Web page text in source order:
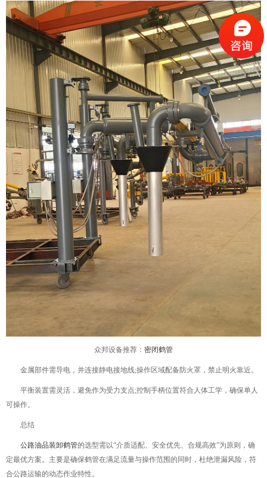
众邦设备推荐： 密闭鹤管
金属部件需导电，并连接静电接地线;操作区域配备防火罩，禁止明火靠近。
平衡装置需灵活，避免作为受力支点;控制手柄位置符合人体工学，确保单人
可操作。
总结
公路油品装卸鹤管的选型需以“介质适配、安全优先、合规高效”为原则，确
定最优方案。主要是确保鹤管在满足流量与操作范围的同时，杜绝泄漏风险，符
合公路运输的动态作业特性。